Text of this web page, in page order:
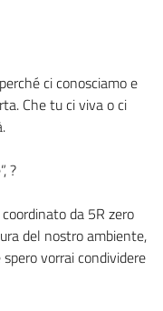
ci conosciamo e
Che tu ci viva o ci
?
da 5R zero
del nostro ambiente,
vorrai condividere